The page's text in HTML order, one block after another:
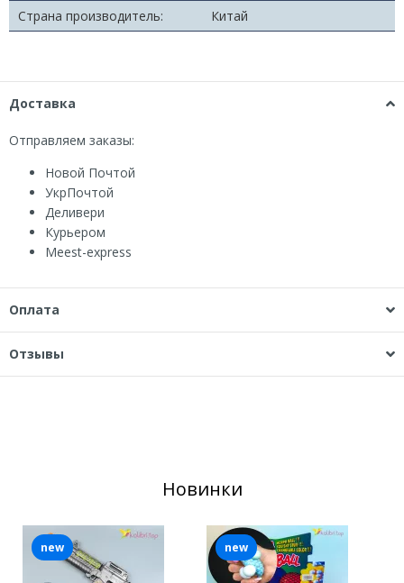
Страна производитель:
Китай
Доставка
Отправляем заказы:
Новой Почтой
УкрПочтой
Деливери
Курьером
Мeest-express
Оплата
Отзывы
Новинки
new new